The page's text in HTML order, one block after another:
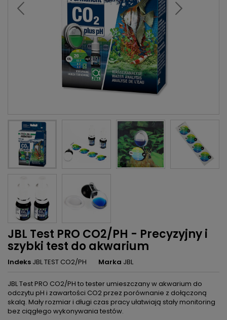
JBL Test PRO CO2/PH - Precyzyjny i
szybki test do akwarium
Indeks JBL TEST CO2/PH Marka JBL
JBL Test PRO CO2/PH to tester umieszczany w akwarium do
odczytu pH i zawartości CO2 przez porównanie z dołączoną
skalą. Mały rozmiar i długi czas pracy ułatwiają stały monitoring
bez ciągłego wykonywania testów.